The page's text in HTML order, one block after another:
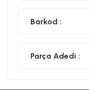
Barkod :
Parça Adedi :